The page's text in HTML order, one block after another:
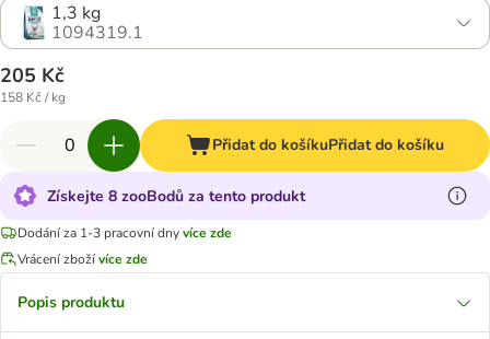
1,3 kg
1094319.1
205 Kč
158 Kč / kg
Přidat do košíkuPřidat do košíku
Získejte 8 zooBodů za tento produkt
Dodání za 1-3 pracovní dnyvíce zde
Vrácení zbožívíce zde
Popis produktu